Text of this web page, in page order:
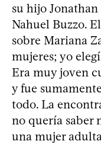
su hijo
Nahuel Buzzo.
sobre Mariana
mujeres; yo
Era muy joven
y fue
todo. La
no quería saber
una mujer